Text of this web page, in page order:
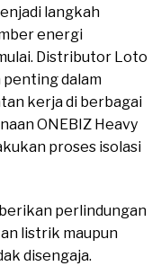
langkah
energi
Distributor Loto
dalam
kerja di berbagai
ONEBIZ Heavy
proses isolasi
perlindungan
listrik maupun
disengaja.